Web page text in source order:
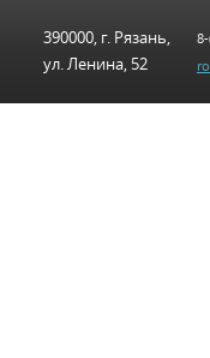
390000, г. Рязань,
ул. Ленина, 52